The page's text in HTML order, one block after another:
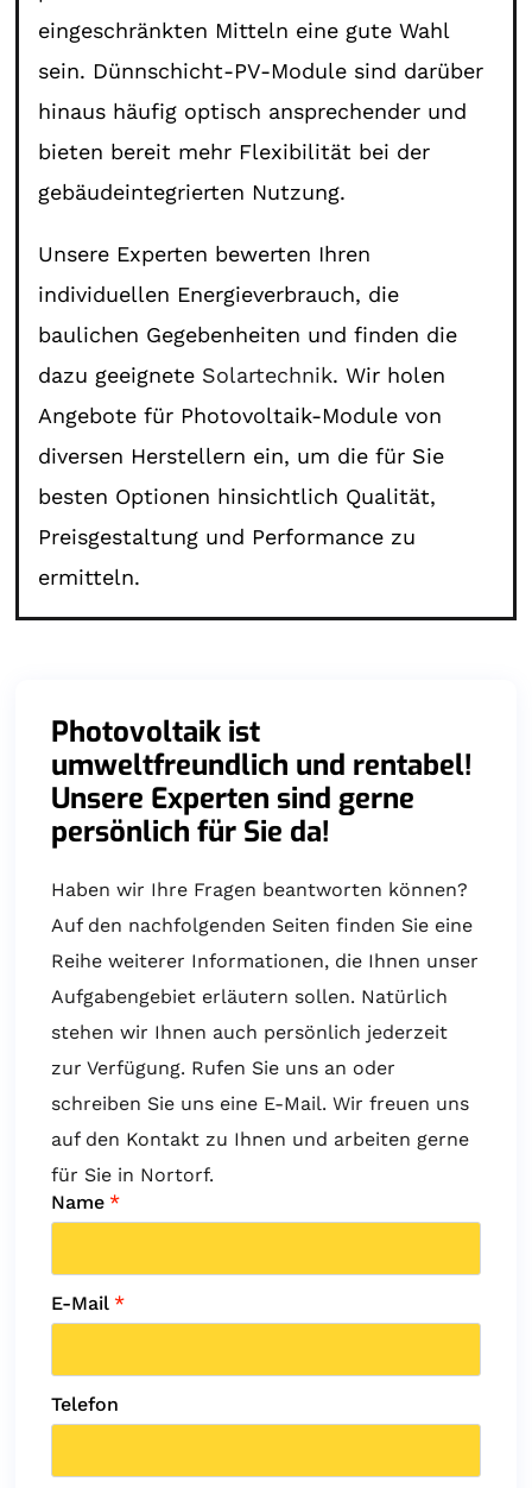
eingeschränkten Mitteln eine gute Wahl
sein. Dünnschicht-PV-Module sind darüber
hinaus häufig optisch ansprechender und
bieten bereit mehr Flexibilität bei der
gebäudeintegrierten Nutzung.
Unsere Experten bewerten Ihren
individuellen Energieverbrauch, die
baulichen Gegebenheiten und finden die
dazu geeignete Solartechnik. Wir holen
Angebote für Photovoltaik-Module von
diversen Herstellern ein, um die für Sie
besten Optionen hinsichtlich Qualität,
Preisgestaltung und Performance zu
ermitteln.
Photovoltaik ist
umweltfreundlich und rentabel!
Unsere Experten sind gerne
persönlich für Sie da!
Haben wir Ihre Fragen beantworten können?
Auf den nachfolgenden Seiten finden Sie eine
Reihe weiterer Informationen, die Ihnen unser
Aufgabengebiet erläutern sollen. Natürlich
stehen wir Ihnen auch persönlich jederzeit
zur Verfügung. Rufen Sie uns an oder
schreiben Sie uns eine E-Mail. Wir freuen uns
auf den Kontakt zu Ihnen und arbeiten gerne
für Sie in Nortorf.
Name *
E-Mail *
Telefon